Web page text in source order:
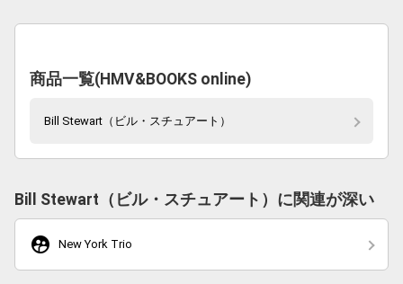
商品一覧(HMV&BOOKS online)
Bill Stewart（ビル・スチュアート）
Bill Stewart（ビル・スチュアート）に関連が深い
supervised_user_circle New York Trio